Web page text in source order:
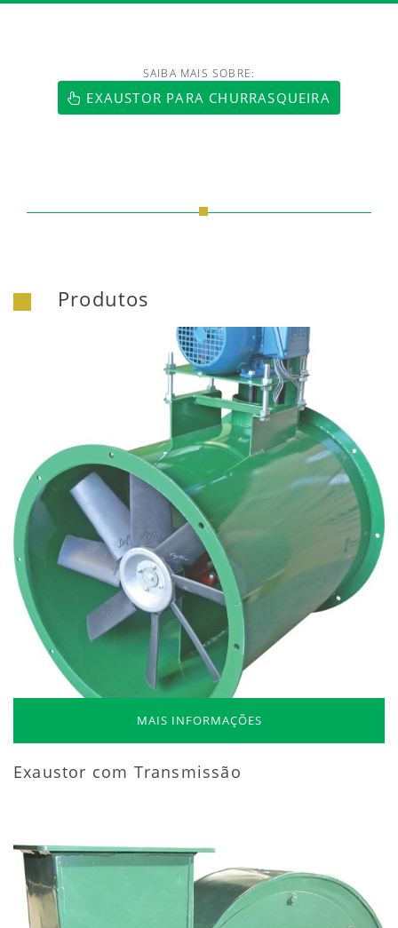
https://www.luftmaxi.com.br/
SAIBA MAIS SOBRE:
EXAUSTOR PARA CHURRASQUEIRA
Produtos
MAIS INFORMAÇÕES
Exaustor com Transmissão